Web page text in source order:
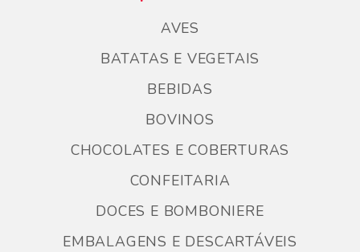
AVES
BATATAS E VEGETAIS
BEBIDAS
BOVINOS
CHOCOLATES E COBERTURAS
CONFEITARIA
DOCES E BOMBONIERE
EMBALAGENS E DESCARTÁVEIS